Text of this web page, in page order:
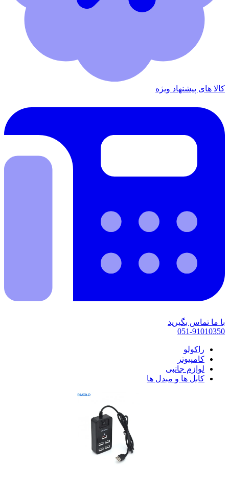
کالا های پیشنهاد ویژه
با ما تماس بگیرید
051-91010350
راکولو
کامپیوتر
لوازم جانبی
کابل ها و مبدل ها